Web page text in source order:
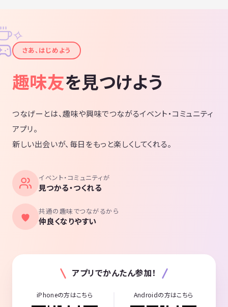
✦
✧
さあ、はじめよう
趣味友を見つけよう
つなげーとは、趣味や興味でつながるイベント・コミュニティ
アプリ。
新しい出会いが、毎日をもっと楽しくしてくれる。
イベント・コミュニティが
見つかる・つくれる
共通の趣味でつながるから
仲良くなりやすい
アプリでかんたん参加！
iPhoneの方はこちら Androidの方はこちら